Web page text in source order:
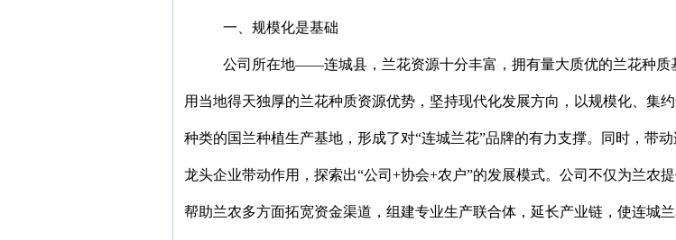
一、规模化是基础
公司所在地——连城县，兰花资源十分丰富，拥有量大质优的兰花种质
用当地得天独厚的兰花种质资源优势，坚持现代化发展方向，以规模化、集
种类的国兰种植生产基地，形成了对“连城兰花”品牌的有力支撑。同时，带
龙头企业带动作用，探索出“公司 +协会+农户”的发展模式。公司不仅为兰农
帮助兰农多方面拓宽资金渠道，组建专业生产联合体，延长产业链，使连城